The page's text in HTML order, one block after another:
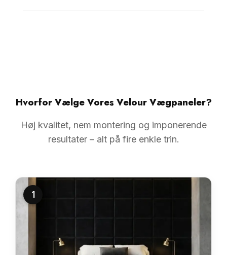
Hvorfor Vælge Vores Velour Vægpaneler?
Høj kvalitet, nem montering og imponerende
resultater – alt på fire enkle trin.
1